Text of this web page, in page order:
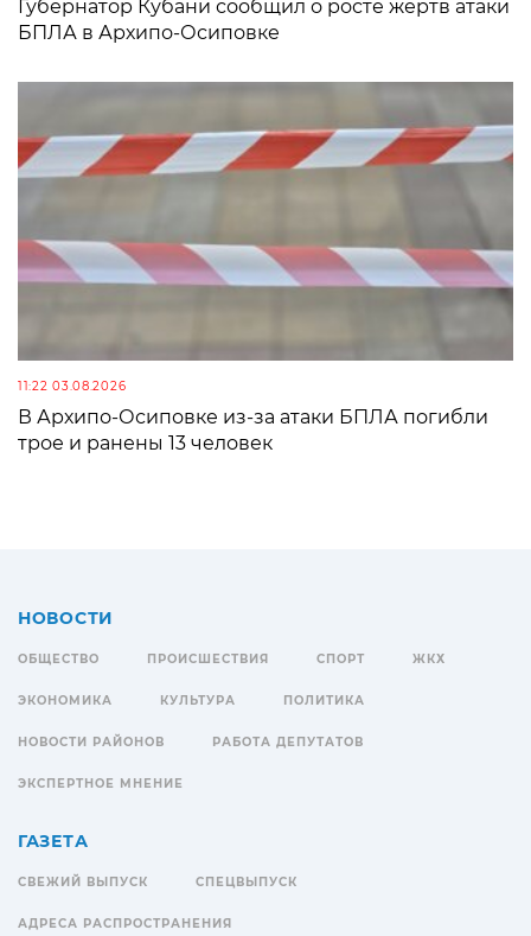
Губернатор Кубани сообщил о росте жертв атаки
БПЛА в Архипо-Осиповке
11:22 03.08.2026
В Архипо-Осиповке из-за атаки БПЛА погибли
трое и ранены 13 человек
НОВОСТИ
ОБЩЕСТВО ПРОИСШЕСТВИЯ СПОРТ ЖКХ
ЭКОНОМИКА КУЛЬТУРА ПОЛИТИКА
НОВОСТИ РАЙОНОВ РАБОТА ДЕПУТАТОВ
ЭКСПЕРТНОЕ МНЕНИЕ
ГАЗЕТА
СВЕЖИЙ ВЫПУСК СПЕЦВЫПУСК
АДРЕСА РАСПРОСТРАНЕНИЯ